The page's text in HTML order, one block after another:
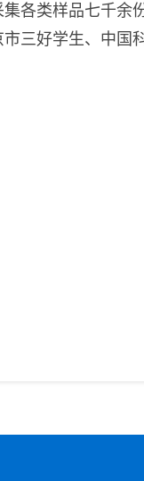
各类样品七千余
三好学生、中国